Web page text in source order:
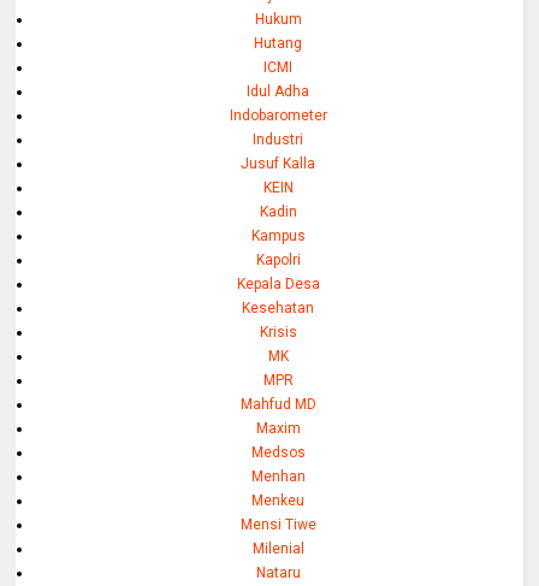
Hukum
Hutang
ICMI
Idul Adha
Indobarometer
Industri
Jusuf Kalla
KEIN
Kadin
Kampus
Kapolri
Kepala Desa
Kesehatan
Krisis
MK
MPR
Mahfud MD
Maxim
Medsos
Menhan
Menkeu
Mensi Tiwe
Milenial
Nataru